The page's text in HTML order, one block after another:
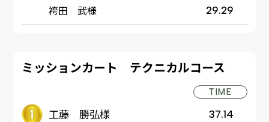
袴田 武様 29.29
ミッションカート テクニカルコース
TIME
工藤 勝弘様 37.14